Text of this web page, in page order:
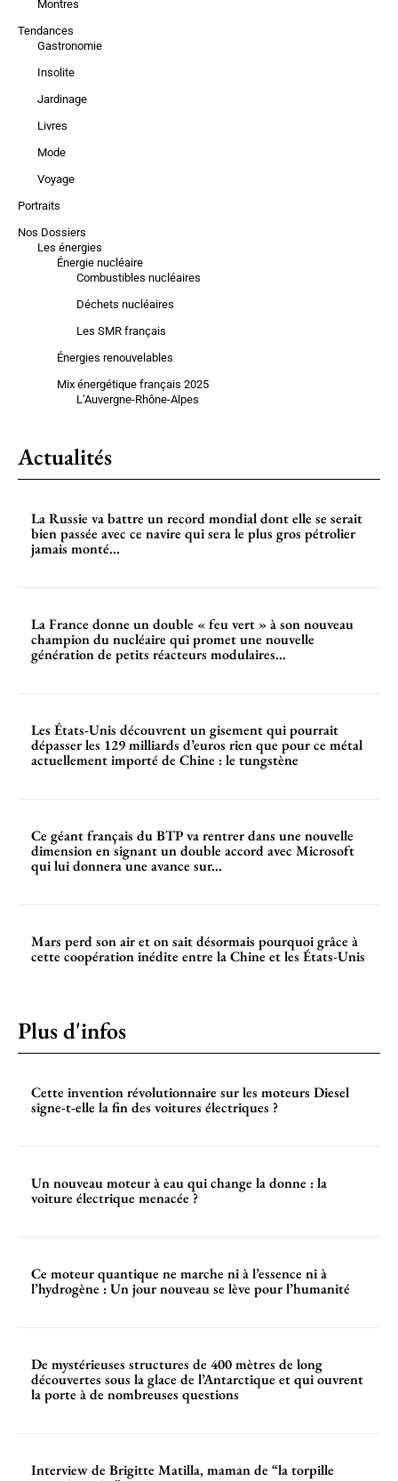
Montres
Tendances
Gastronomie
Insolite
Jardinage
Livres
Mode
Voyage
Portraits
Nos Dossiers
Les énergies
Énergie nucléaire
Combustibles nucléaires
Déchets nucléaires
Les SMR français
Énergies renouvelables
Mix énergétique français 2025
L’Auvergne-Rhône-Alpes
Actualités
La Russie va battre un record mondial dont elle se serait
bien passée avec ce navire qui sera le plus gros pétrolier
jamais monté...
La France donne un double « feu vert » à son nouveau
champion du nucléaire qui promet une nouvelle
génération de petits réacteurs modulaires...
Les États-Unis découvrent un gisement qui pourrait
dépasser les 129 milliards d’euros rien que pour ce métal
actuellement importé de Chine : le tungstène
Ce géant français du BTP va rentrer dans une nouvelle
dimension en signant un double accord avec Microsoft
qui lui donnera une avance sur...
Mars perd son air et on sait désormais pourquoi grâce à
cette coopération inédite entre la Chine et les États-Unis
Plus d'infos
Cette invention révolutionnaire sur les moteurs Diesel
signe-t-elle la fin des voitures électriques ?
Un nouveau moteur à eau qui change la donne : la
voiture électrique menacée ?
Ce moteur quantique ne marche ni à l’essence ni à
l’hydrogène : Un jour nouveau se lève pour l’humanité
De mystérieuses structures de 400 mètres de long
découvertes sous la glace de l’Antarctique et qui ouvrent
la porte à de nombreuses questions
Interview de Brigitte Matilla, maman de “la torpille